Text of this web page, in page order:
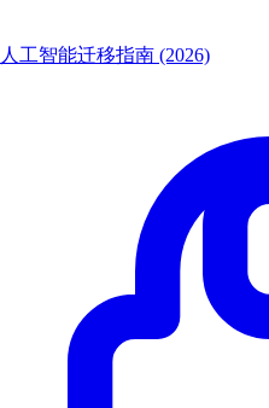
人工智能迁移指南 (2026)